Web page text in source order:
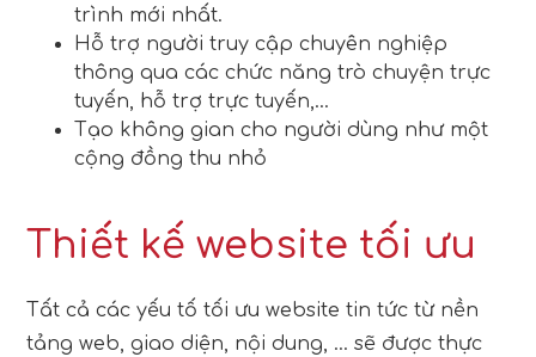
trình mới nhất.
Hỗ trợ người truy cập chuyên nghiệp
thông qua các chức năng trò chuyện trực
tuyến, hỗ trợ trực tuyến,…
Tạo không gian cho người dùng như một
cộng đồng thu nhỏ
Thiết kế website tối ưu
Tất cả các yếu tố tối ưu website tin tức từ nền
tảng web, giao diện, nội dung, … sẽ được thực